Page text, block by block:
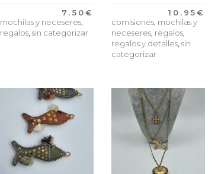
7.50€
mochilas y neceseres,
regalos, sin categorizar
10.95€
comisiones, mochilas y
neceseres, regalos,
regalos y detalles, sin
categorizar